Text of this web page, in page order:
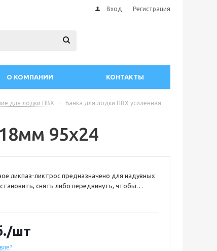
Вход Регистрация
О КОМПАНИИ КОНТАКТЫ
для лодки ПВХ -
Банка для лодки ПВХ усиленная
95х24
ликпаз-ликтрос предназначено для надувных
снять либо передвинуть, чтобы
пространство кокпита в зависимости
/шт